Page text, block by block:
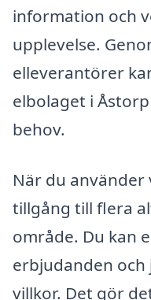
information och
upplevelse.
elleverantörer
elbolaget i
behov.
När du
tillgång till flera
område. Du kan
erbjudanden
villkor. Det gör